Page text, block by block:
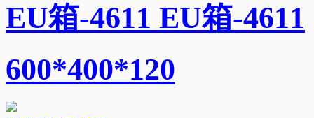
EU箱-4611 EU箱-4611
600*400*120